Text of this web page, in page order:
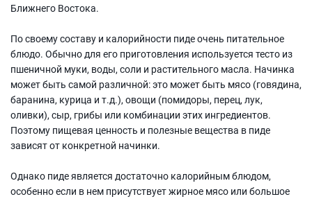
Ближнего Востока.
По своему составу и калорийности пиде очень питательное
блюдо. Обычно для его приготовления используется тесто из
пшеничной муки, воды, соли и растительного масла. Начинка
может быть самой различной: это может быть мясо (говядина,
баранина, курица и т.д.), овощи (помидоры, перец, лук,
оливки), сыр, грибы или комбинации этих ингредиентов.
Поэтому пищевая ценность и полезные вещества в пиде
зависят от конкретной начинки.
Однако пиде является достаточно калорийным блюдом,
особенно если в нем присутствует жирное мясо или большое